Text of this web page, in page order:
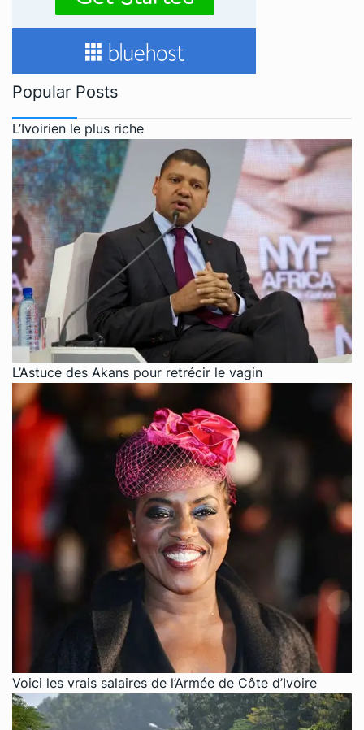
Popular Posts
L’Ivoirien le plus riche
L’Astuce des Akans pour retrécir le vagin
Voici les vrais salaires de l’Armée de Côte d’Ivoire